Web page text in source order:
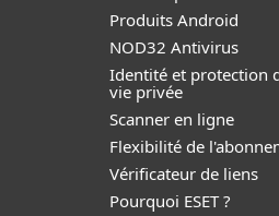
Produits Android
NOD32 Antivirus
Identité et protection
vie privée
Scanner en ligne
Flexibilité de
Vérificateur de liens
Pourquoi ESET ?